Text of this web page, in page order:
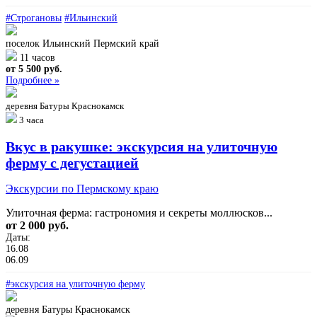
#Строгановы #Ильинский
поселок Ильинский Пермский край
11 часов
от 5 500 руб.
Подробнее »
деревня Батуры Краснокамск
3 часа
Вкус в ракушке: экскурсия на улиточную
ферму с дегустацией
Экскурсии по Пермскому краю
Улиточная ферма: гастрономия и секреты моллюсков...
от 2 000 руб.
Даты:
16.08
06.09
#экскурсия на улиточную ферму
деревня Батуры Краснокамск